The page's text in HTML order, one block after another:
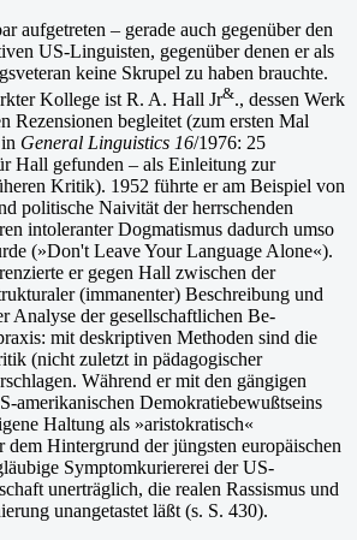
aufgetreten – gerade auch gegenüber den
US-Linguisten, gegenüber denen er als
keine Skrupel zu haben brauchte.
Kollege ist R. A. Hall Jr&., dessen Werk
Rezensionen begleitet (zum ersten Mal
General Linguistics 16/1976: 25
Hall gefunden – als Einleitung zur
Kritik). 1952 führte er am Beispiel von
politische Naivität der herrschenden
intoleranter Dogmatismus dadurch umso
(»Don't Leave Your Language Alone«).
er gegen Hall zwi­schen der
(immanenter) Beschrei­bung und
Analyse der gesellschaftlichen Be­
mit deskriptiven Methoden sind die
(nicht zuletzt in pädagogischer
Während er mit den gängigen
amerika­nischen Demokratiebewußtseins
Hal­tung als »aristokratisch«
dem Hintergrund der jüngsten europäischen
Symptomku­riererei der US-
unerträglich, die re­alen Rassismus und
unangetastet läßt (s. S. 430).